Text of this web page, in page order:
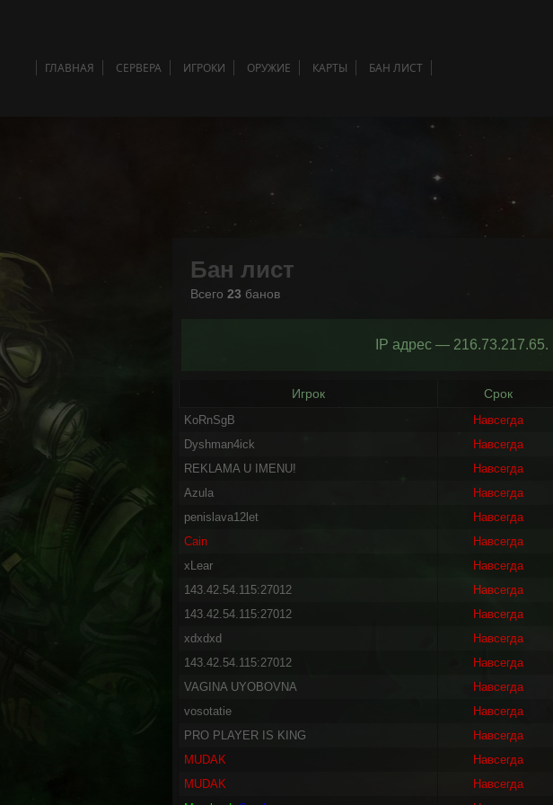
ГЛАВНАЯ СЕРВЕРА ИГРОКИ ОРУЖИЕ КАРТЫ БАН ЛИСТ
Бан лист
Всего 23 банов
IP адрес — 216.73.217.65.
Игрок Срок
KoRnSgB Навсегда
Dyshman4ick
Навсегда
REKLAMA U IMENU!
Навсегда
Azula
Навсегда
penislava12let
Навсегда
Cain
Навсегда
xLear
Навсегда
143.42.54.115:27012
Навсегда
143.42.54.115:27012
Навсегда
xdxdxd
Навсегда
143.42.54.115:27012
Навсегда
VAGINA UYOBOVNA
Навсегда
vosotatie
Навсегда
PRO PLAYER IS KING
Навсегда
MUDAK
Навсегда
MUDAK
Навсегда